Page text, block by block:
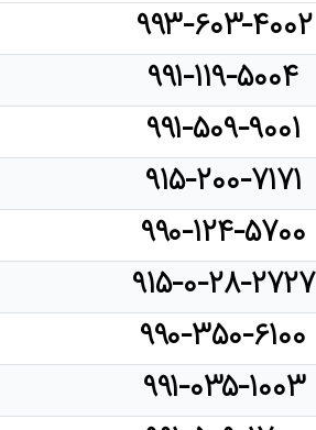
۹۹۳-۶۰۳-۴۰۰۲
۹۹۱-۱۱۹-۵۰۰۴
۹۹۱-۵۰۹-۹۰۰۱
۹۱۵-۲۰۰-۷۱۷۱
۹۹۰-۱۲۴-۵۷۰۰
۹۱۵-۰-۲۸-۲۷۲۷
۹۹۰-۳۵۰-۶۱۰۰
۹۹۱-۰۳۵-۱۰۰۳